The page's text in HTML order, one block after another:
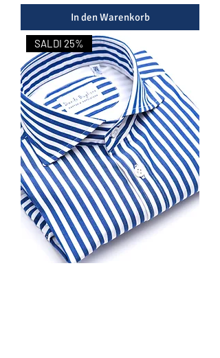
In den Warenkorb
SALDI 25%